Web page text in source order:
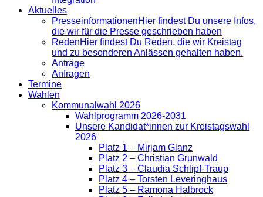
Aktuelles
Presse­informationenHier findest Du unsere Infos,
die wir für die Presse geschrieben haben
RedenHier findest Du Reden, die wir Kreistag
und zu besonderen Anlässen gehalten haben.
Anträge
Anfragen
Termine
Wahlen
Kommunalwahl 2026
Wahlprogramm 2026-2031
Unsere Kandidat*innen zur Kreistagswahl
2026
Platz 1 – Mirjam Glanz
Platz 2 – Christian Grunwald
Platz 3 – Claudia Schlipf-Traup
Platz 4 – Torsten Leveringhaus
Platz 5 – Ramona Halbrock